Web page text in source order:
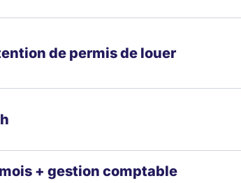
de permis de louer
+ gestion comptable